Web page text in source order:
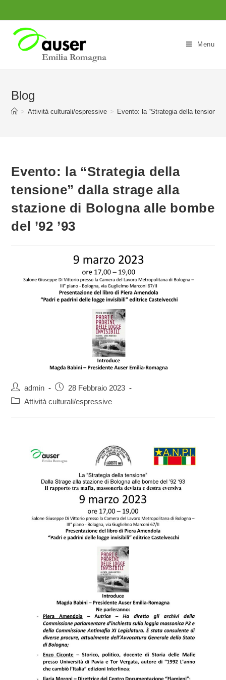
contenuto
Menu
Blog
> Attività culturali/espressive > Evento: la “Strategia della tensione”
Evento: la “Strategia della
tensione” dalla strage alla
stazione di Bologna alle bombe
del ’92 ’93
Autore
dell'articolo:
admin
Articolo
pubblicato:
28 Febbraio 2023
Categoria
Attività culturali/espressive